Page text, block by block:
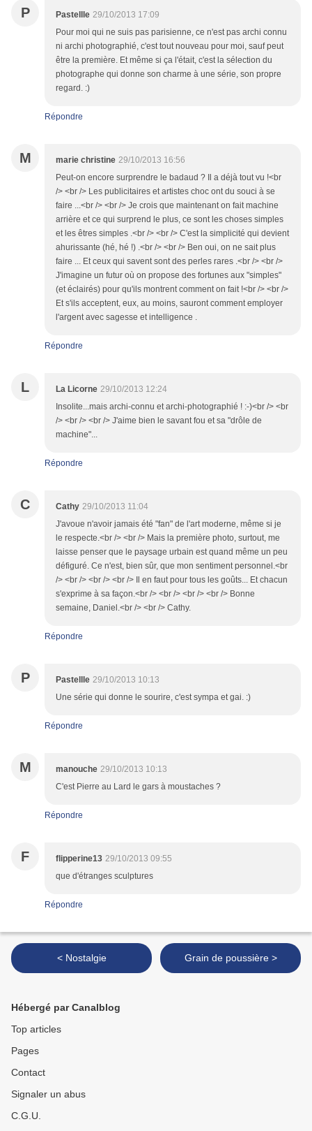
P Pastellle 29/10/2013 17:09
Pour moi qui ne suis pas parisienne, ce n'est pas archi connu
ni archi photographié, c'est tout nouveau pour moi, sauf peut
être la première. Et même si ça l'était, c'est la sélection du
photographe qui donne son charme à une série, son propre
regard. :)
Répondre
M marie christine 29/10/2013 16:56
Peut-on encore surprendre le badaud ? Il a déjà tout vu !<br
/> <br /> Les publicitaires et artistes choc ont du souci à se
faire ...<br /> <br /> Je crois que maintenant on fait machine
arrière et ce qui surprend le plus, ce sont les choses simples
et les êtres simples .<br /> <br /> C'est la simplicité qui devient
ahurissante (hé, hé !) .<br /> <br /> Ben oui, on ne sait plus
faire ... Et ceux qui savent sont des perles rares .<br /> <br />
J'imagine un futur où on propose des fortunes aux "simples"
(et éclairés) pour qu'ils montrent comment on fait !<br /> <br />
Et s'ils acceptent, eux, au moins, sauront comment employer
l'argent avec sagesse et intelligence .
Répondre
L La Licorne 29/10/2013 12:24
Insolite...mais archi-connu et archi-photographié ! :-)<br /> <br
/> <br /> <br /> J'aime bien le savant fou et sa "drôle de
machine"...
Répondre
C Cathy 29/10/2013 11:04
J'avoue n'avoir jamais été "fan" de l'art moderne, même si je
le respecte.<br /> <br /> Mais la première photo, surtout, me
laisse penser que le paysage urbain est quand même un peu
défiguré. Ce n'est, bien sûr, que mon sentiment personnel.<br
/> <br /> <br /> <br /> Il en faut pour tous les goûts... Et chacun
s'exprime à sa façon.<br /> <br /> <br /> <br /> Bonne
semaine, Daniel.<br /> <br /> Cathy.
Répondre
P Pastellle 29/10/2013 10:13
Une série qui donne le sourire, c'est sympa et gai. :)
Répondre
M manouche 29/10/2013 10:13
C'est Pierre au Lard le gars à moustaches ?
Répondre
F flipperine13 29/10/2013 09:55
que d'étranges sculptures
Répondre
< Nostalgie Grain de poussière >
Hébergé par Canalblog
Top articles
Pages
Contact
Signaler un abus
C.G.U.